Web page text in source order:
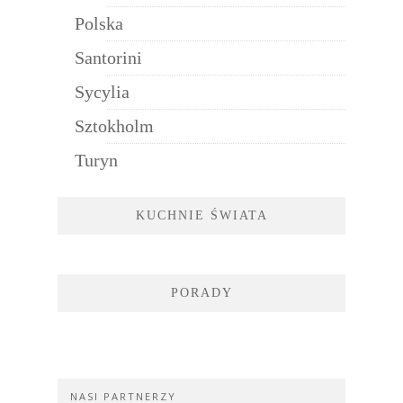
Polska
Santorini
Sycylia
Sztokholm
Turyn
KUCHNIE ŚWIATA
PORADY
NASI PARTNERZY